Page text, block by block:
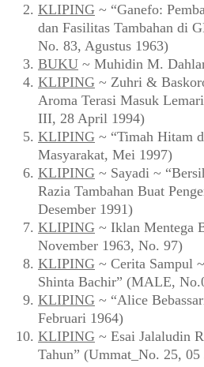
KLIPING ~ “Ganefo:
dan Fasilitas Tambahan di
No. 83, Agustus 1963)
BUKU ~ Muhidin M.
KLIPING ~ Zuhri &
Aroma Terasi Masuk
III, 28 April 1994)
KLIPING ~ “Timah Hitam
Masyarakat, Mei 1997)
KLIPING ~ Sayadi ~
Razia Tambahan Buat
Desember 1991)
KLIPING ~ Iklan Mentega
November 1963, No. 97)
KLIPING ~ Cerita Sampul
Shinta Bachir” (MALE,
KLIPING ~ “Alice
Februari 1964)
KLIPING ~ Esai Jalaludin
Tahun” (Ummat_No. 25, 05